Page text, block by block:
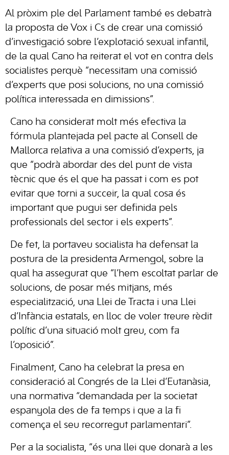
Al pròxim ple del Parlament també es debatrà
la proposta de Vox i Cs de crear una comissió
d’investigació sobre l’explotació sexual infantil,
de la qual Cano ha reiterat el vot en contra dels
socialistes perquè “necessitam una comissió
d’experts que posi solucions, no una comissió
política interessada en dimissions”.
Cano ha considerat molt més efectiva la
fórmula plantejada pel pacte al Consell de
Mallorca relativa a una comissió d’experts, ja
que “podrà abordar des del punt de vista
tècnic que és el que ha passat i com es pot
evitar que torni a succeir, la qual cosa és
important que pugui ser definida pels
professionals del sector i els experts”.
De fet, la portaveu socialista ha defensat la
postura de la presidenta Armengol, sobre la
qual ha assegurat que “l’hem escoltat parlar de
solucions, de posar més mitjans, més
especialització, una Llei de Tracta i una Llei
d’Infància estatals, en lloc de voler treure rèdit
polític d’una situació molt greu, com fa
l’oposició”.
Finalment, Cano ha celebrat la presa en
consideració al Congrés de la Llei d’Eutanàsia,
una normativa “demandada per la societat
espanyola des de fa temps i que a la fi
comença el seu recorregut parlamentari”.
Per a la socialista, “és una llei que donarà a les